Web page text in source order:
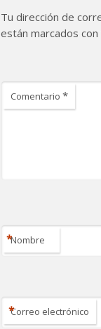
Tu dirección de
están marcados con
Comentario *
Nombre
*
Correo electrónico
*